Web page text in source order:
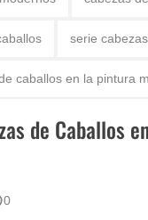
los cuadros de negras
serie
caballos en la pintura
de Caballos
0